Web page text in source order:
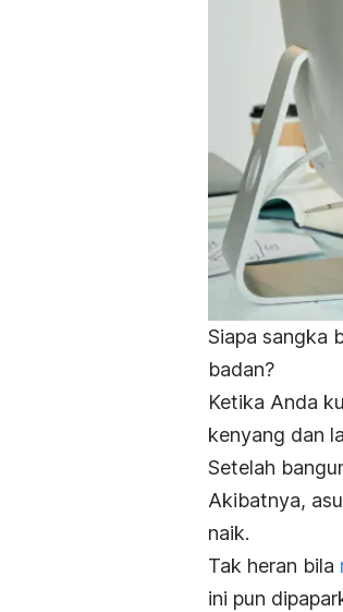
Siapa sangka
badan?
Ketika Anda
kenyang dan
Setelah
Akibatnya,
naik.
Tak heran bila
ini pun